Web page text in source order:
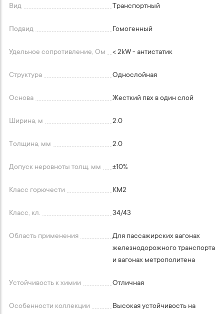
Вид Транспортный
Подвид Гомогенный
Удельное сопротивление, Ом < 2kW - антистатик
Структура Однослойная
Основа Жесткий пвх в один слой
Ширина, м 2.0
Толщина, мм 2.0
Допуск неровноты толщ, мм +-10%
Класс горючести КМ2
Класс, кл. 34/43
Область применения
Для пассажирских вагонах
железнодорожного транспорта
и вагонах метрополитена
Устойчивость к химии Отличная
Особенности коллекции
Высокая устойчивость на